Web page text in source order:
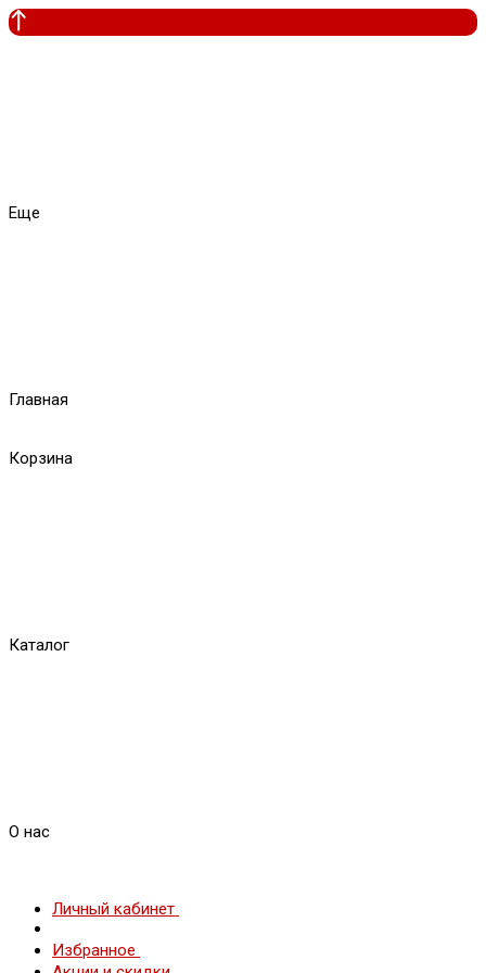
Еще
Главная
Корзина
Каталог
О нас
Личный кабинет
Избранное